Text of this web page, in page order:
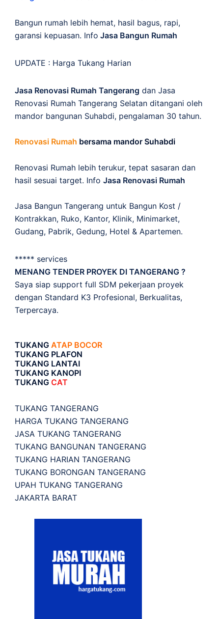
Bangun rumah lebih hemat, hasil bagus, rapi,
garansi kepuasan. Info Jasa Bangun Rumah
UPDATE : Harga Tukang Harian
Jasa Renovasi Rumah Tangerang dan Jasa
Renovasi Rumah Tangerang Selatan ditangani oleh
mandor bangunan Suhabdi, pengalaman 30 tahun.
Renovasi Rumah bersama mandor Suhabdi
Renovasi Rumah lebih terukur, tepat sasaran dan
hasil sesuai target. Info Jasa Renovasi Rumah
Jasa Bangun Tangerang untuk Bangun Kost /
Kontrakkan, Ruko, Kantor, Klinik, Minimarket,
Gudang, Pabrik, Gedung, Hotel & Apartemen.
***** services
MENANG TENDER PROYEK DI TANGERANG ?
Saya siap support full SDM pekerjaan proyek
dengan Standard K3 Profesional, Berkualitas,
Terpercaya.
TUKANG ATAP BOCOR
TUKANG PLAFON
TUKANG LANTAI
TUKANG KANOPI
TUKANG CAT
TUKANG TANGERANG
HARGA TUKANG TANGERANG
JASA TUKANG TANGERANG
TUKANG BANGUNAN TANGERANG
TUKANG HARIAN TANGERANG
TUKANG BORONGAN TANGERANG
UPAH TUKANG TANGERANG
JAKARTA BARAT